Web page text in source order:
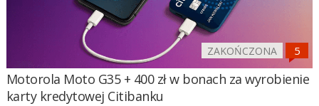
ZAKOŃCZONA
Motorola Moto G35 + 400 zł w bonach za wyrobienie
karty kredytowej Citibanku